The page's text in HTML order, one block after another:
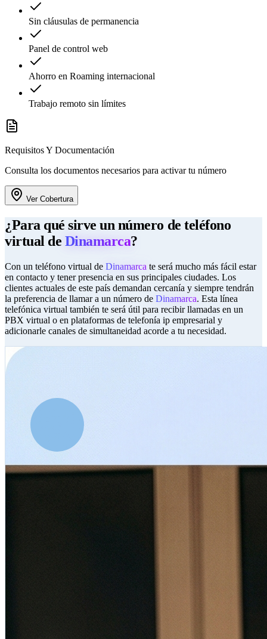
Sin cláusulas de permanencia
Panel de control web
Ahorro en Roaming internacional
Trabajo remoto sin límites
Requisitos Y Documentación
Consulta los documentos necesarios para activar tu número
Ver Cobertura
¿Para qué sirve un número de teléfono
virtual de Dinamarca?
Con un teléfono virtual de Dinamarca te será mucho más fácil estar
en contacto y tener presencia en sus principales ciudades. Los
clientes actuales de este país demandan cercanía y siempre tendrán
la preferencia de llamar a un número de Dinamarca. Esta línea
telefónica virtual también te será útil para recibir llamadas en un
PBX virtual o en plataformas de telefonía ip empresarial y
adicionarle canales de simultaneidad acorde a tu necesidad.